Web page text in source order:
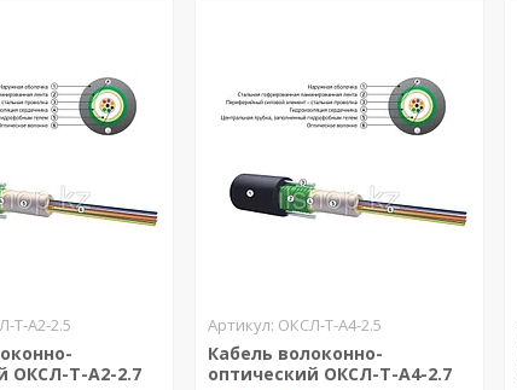
Т-А2-2.5
ОКСЛ-Т-А2-2.7
ОКСЛ-Т-А4-2.5
Кабель волоконно-
оптический ОКСЛ-Т-А4-2.7